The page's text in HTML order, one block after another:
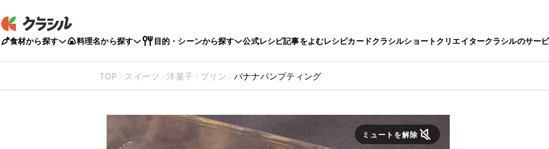
食材から探す 料理名から探す 目的・シーンから探す 公式レシピ記事をよむレシピカードクラシルショートクリエイタークラシルのサー
TOP スイーツ 洋菓子 プリン バナナパンプティング
ミュートを解除